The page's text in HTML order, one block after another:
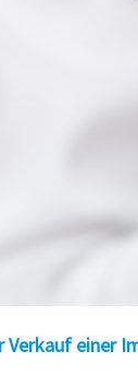
Verkauf einer